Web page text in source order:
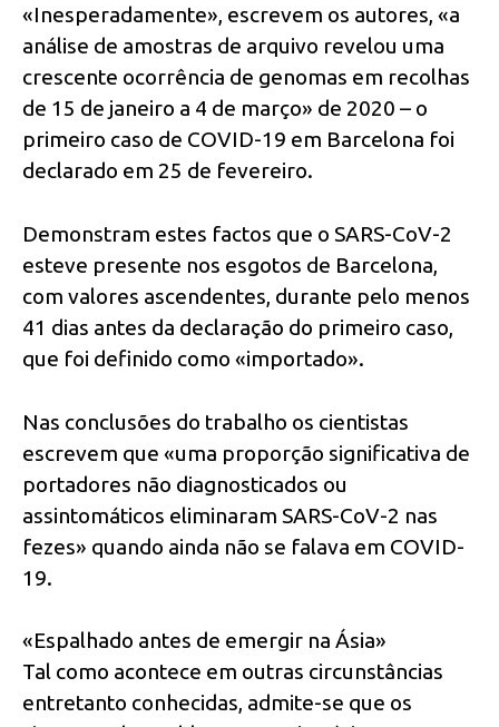
«Inesperadamente», escrevem os autores, «a
análise de amostras de arquivo revelou uma
crescente ocorrência de genomas em recolhas
de 15 de janeiro a 4 de março» de 2020 – o
primeiro caso de COVID-19 em Barcelona foi
declarado em 25 de fevereiro.
Demonstram estes factos que o SARS-CoV-2
esteve presente nos esgotos de Barcelona,
com valores ascendentes, durante pelo menos
41 dias antes da declaração do primeiro caso,
que foi definido como «importado».
Nas conclusões do trabalho os cientistas
escrevem que «uma proporção significativa de
portadores não diagnosticados ou
assintomáticos eliminaram SARS-CoV-2 nas
fezes» quando ainda não se falava em COVID-
19.
«Espalhado antes de emergir na Ásia»
Tal como acontece em outras circunstâncias
entretanto conhecidas, admite-se que os